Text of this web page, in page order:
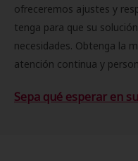
ofreceremos ajustes y
tenga para que su
necesidades. Obtenga la
atención continua y
Sepa qué esperar en